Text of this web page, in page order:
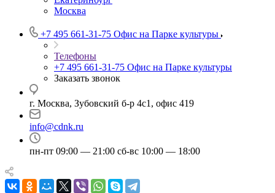
Москва
+7 495 661-31-75 Офис на Парке культуры
Телефоны
+7 495 661-31-75 Офис на Парке культуры
Заказать звонок
г. Москва, Зубовский б-р 4с1, офис 419
info@cdnk.ru
пн-пт 09:00 — 21:00 сб-вс 10:00 — 18:00